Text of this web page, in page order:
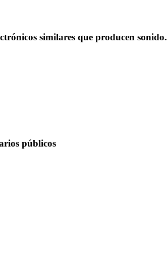
similares que producen sonido.
públicos